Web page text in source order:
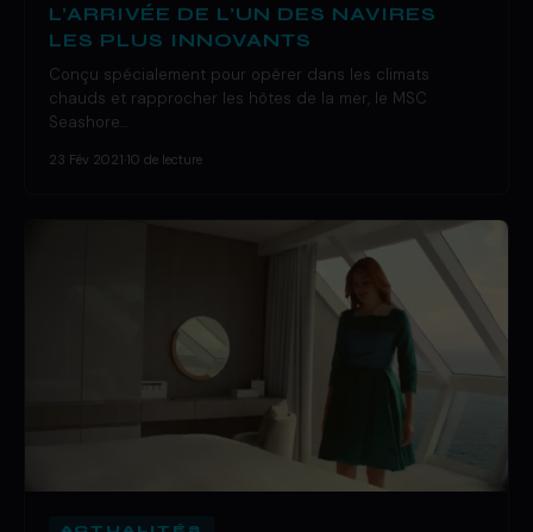
L’ARRIVÉE DE L’UN DES NAVIRES
LES PLUS INNOVANTS
Conçu spécialement pour opérer dans les climats
chauds et rapprocher les hôtes de la mer, le MSC
Seashore…
23 Fév 2021 10 de lecture
ACTUALITÉS